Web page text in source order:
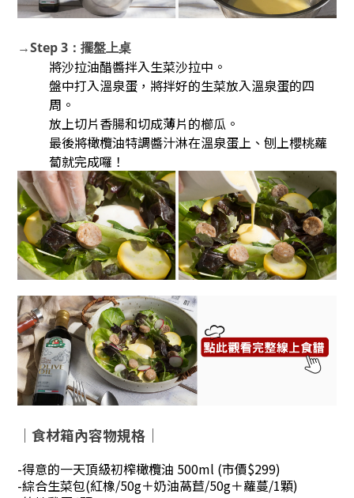
→Step 3：擺盤上桌
將沙拉油醋醬拌入生菜沙拉中。
盤中打入溫泉蛋，將拌好的生菜放入溫泉蛋的四
周。
放上切片香腸和切成薄片的櫛瓜。
最後將橄欖油特調醬汁淋在溫泉蛋上、刨上櫻桃蘿
蔔就完成囉！
｜食材箱內容物規格｜
-得意的一天頂級初榨橄欖油 500ml (市價$299)
-綜合生菜包(紅橡/50g＋奶油萵苣/50g＋蘿蔓/1顆)